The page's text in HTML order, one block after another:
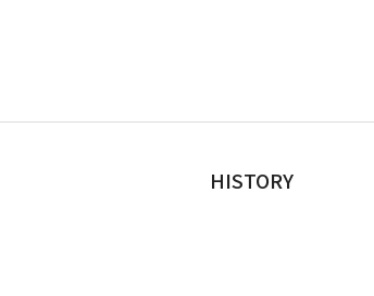
HISTORY